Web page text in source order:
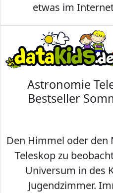
etwas im
Astronomie
Bestseller
Den Himmel oder
Teleskop zu
Universum in des
Jugendzimmer.